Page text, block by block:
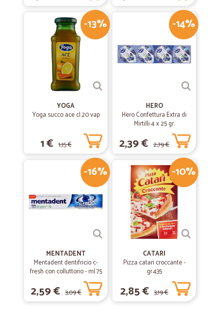
-13%
YOGA
Yoga succo ace cl.20 vap
1 € 1,15 €
-14%
HERO
Hero Confettura Extra di
Mirtilli 4 x 25 gr.
2,39 € 2,79 €
-16%
MENTADENT
Mentadent dentifricio c-
fresh con colluttorio - ml.75
2,59 € 3,09 €
-10%
CATARI
Pizza catari croccante -
gr.435
2,85 € 3,19 €